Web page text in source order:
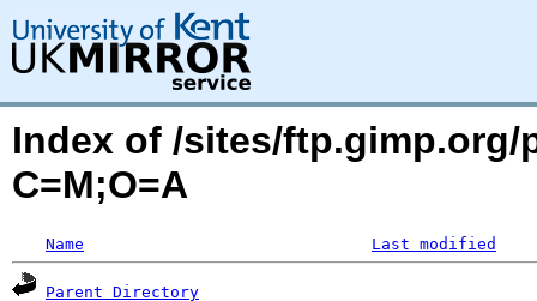
Index of /sites/
C=M;O=A
Name Last modified
Parent Directory